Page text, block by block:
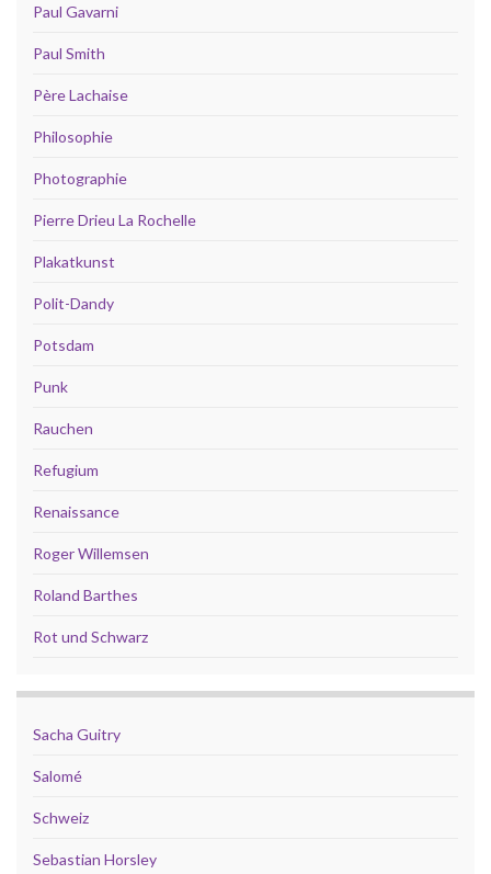
Paul Gavarni
Paul Smith
Père Lachaise
Philosophie
Photographie
Pierre Drieu La Rochelle
Plakatkunst
Polit-Dandy
Potsdam
Punk
Rauchen
Refugium
Renaissance
Roger Willemsen
Roland Barthes
Rot und Schwarz
Sacha Guitry
Salomé
Schweiz
Sebastian Horsley